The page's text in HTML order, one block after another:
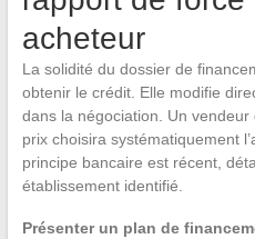
acheteur
La solidité du dossier de
obtenir le crédit. Elle modifie
dans la négociation. Un
prix choisira systématiquement
principe bancaire est récent,
établissement identifié.
Présenter un plan de